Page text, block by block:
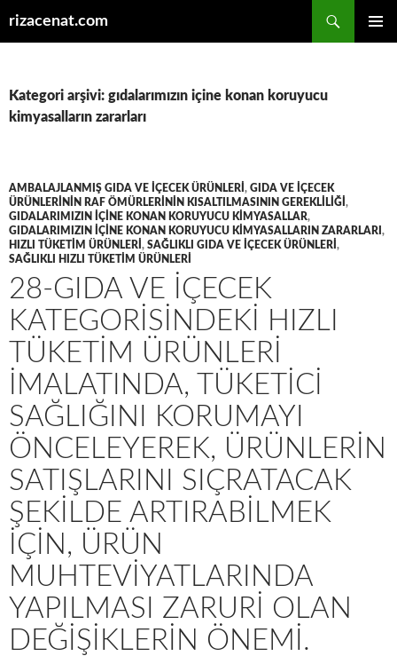
rizacenat.com
Kategori arşivi: gıdalarımızın içine konan koruyucu
kimyasalların zararları
AMBALAJLANMIŞ GIDA VE IÇECEK ÜRÜNLERI , GIDA VE IÇECEK
ÜRÜNLERININ RAF ÖMÜRLERININ KISALTILMASININ GEREKLILIĞI ,
GIDALARIMIZIN IÇINE KONAN KORUYUCU KIMYASALLAR,
GIDALARIMIZIN IÇINE KONAN KORUYUCU KIMYASALLARIN ZARARLARI ,
HIZLI TÜKETIM ÜRÜNLERI , SAĞLIKLI GIDA VE IÇECEK ÜRÜNLERI ,
SAĞLIKLI HIZLI TÜKETIM ÜRÜNLERI
28-GIDA VE IÇECEK
KATEGORISINDEKI HIZLI
TÜKETIM ÜRÜNLERI
IMALATINDA, TÜKETICI
SAĞLIĞINI KORUMAYI
ÖNCELEYEREK, ÜRÜNLERIN
SATIŞLARINI SIÇRATACAK
ŞEKILDE ARTIRABILMEK
IÇIN, ÜRÜN
MUHTEVIYATLARINDA
YAPILMASI ZARURI OLAN
DEĞIŞIKLERIN ÖNEMI.